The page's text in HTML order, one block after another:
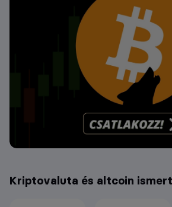
Kriptovaluta és altcoin